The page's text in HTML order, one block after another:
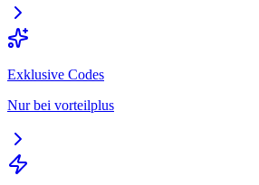
Exklusive Codes
Nur bei vorteilplus